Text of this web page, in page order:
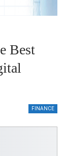
Best
FINANCE